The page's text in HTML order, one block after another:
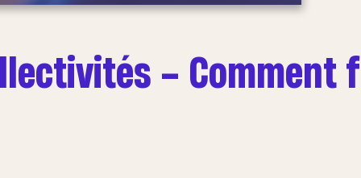
– Comment